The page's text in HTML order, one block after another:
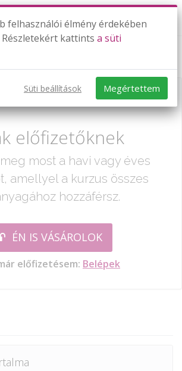
feladatok (6. osztály)
előfizetőknek
most a havi vagy éves
amellyel a kurzus összes
hozzáférsz.
ÉN IS VÁSÁROLOK
előfizetésem: Belépek
felhasználói élmény érdekében
kattints a süti
Süti beállítások Megértettem